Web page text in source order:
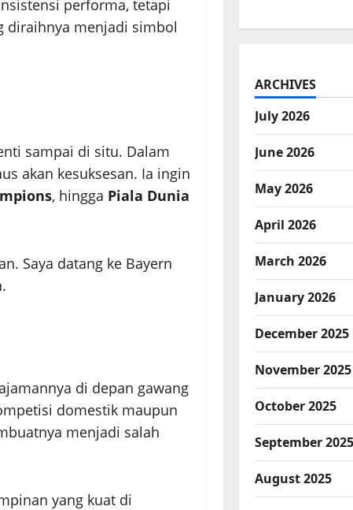
performa, tetapi
diraihnya menjadi simbol
sampai di situ. Dalam
akan kesuksesan. Ia ingin
, hingga Piala Dunia
Saya datang ke Bayern
di depan gawang
domestik maupun
menjadi salah
yang kuat di
ARCHIVES
July 2026
June 2026
May 2026
April 2026
March 2026
January 2026
December 2025
November 2025
October 2025
September 2025
August 2025